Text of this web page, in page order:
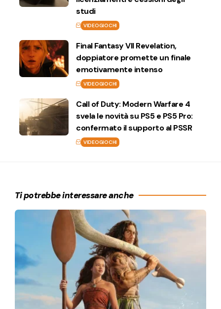
studi
VIDEOGIOCHI
Final Fantasy VII Revelation,
doppiatore promette un finale
emotivamente intenso
VIDEOGIOCHI
Call of Duty: Modern Warfare 4
svela le novità su PS5 e PS5 Pro:
confermato il supporto al PSSR
VIDEOGIOCHI
Ti potrebbe interessare anche